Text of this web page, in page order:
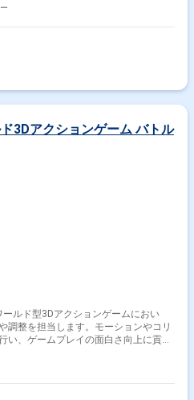
3Dアクションゲーム バトル
調整を担当します。モーションやコリ
い、ゲームプレイの面白さ向上に貢献